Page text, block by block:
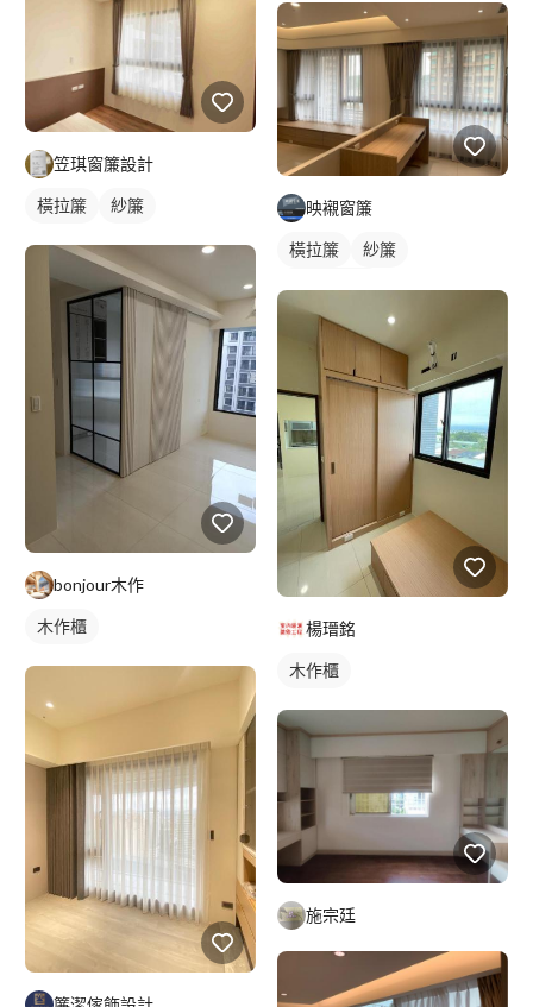
笠琪窗簾設計
橫拉簾 紗簾
bonjour木作
木作櫃
映襯窗簾
橫拉簾
紗簾
楊瑨銘
木作櫃
施宗廷